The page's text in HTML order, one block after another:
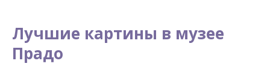
Лучшие картины в музее
Прадо